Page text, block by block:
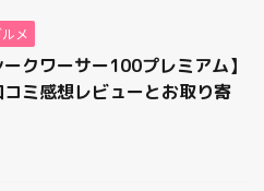
メ
ークワーサー100プレミアム】
ミ感想レビューとお取り寄